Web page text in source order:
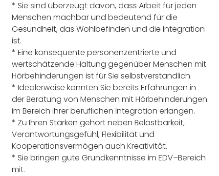
* Sie sind überzeugt davon, dass Arbeit für jeden
Menschen machbar und bedeutend fürdie
Gesundheit, das Wohlbefinden und die Integration
ist.
* Eine konsequente personenzentrierte und
wertschätzende Haltung gegenüber Menschen mit
Hörbehinderungen ist für Sie selbstverständlich.
* Idealerweise konnten Sie bereits Erfahrungen in
der Beratung von Menschen mit Hörbehinderungen
im Bereich ihrer beruflichen Integration erlangen.
* Zu Ihren Stärken gehört neben Belastbarkeit,
Verantwortungsgefühl, Flexibilität und
Kooperationsvermögen auch Kreativität.
* Sie bringen gute Grundkenntnisse im EDV–Bereich
mit.